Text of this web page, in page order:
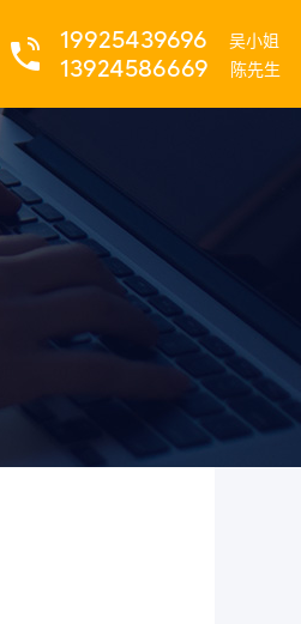
19925439696 吴小姐
13924586669 陈先生